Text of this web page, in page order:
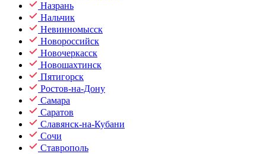
Назрань
Нальчик
Невинномысск
Новороссийск
Новочеркасск
Новошахтинск
Пятигорск
Ростов-на-Дону
Самара
Саратов
Славянск-на-Кубани
Сочи
Ставрополь